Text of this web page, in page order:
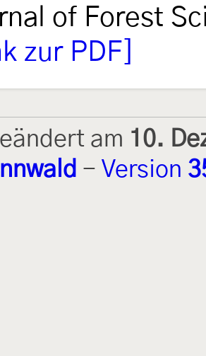
of Forest
zur PDF]
am 10.
- Version